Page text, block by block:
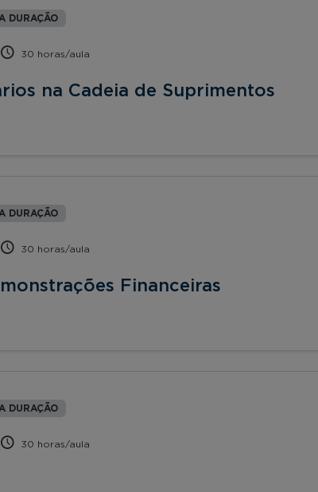
DURAÇÃO
30 horas/aula
na Cadeia de Suprimentos
DURAÇÃO
30 horas/aula
Financeiras
DURAÇÃO
30 horas/aula